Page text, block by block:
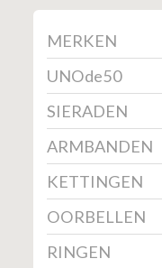
MERKEN
UNOde50
SIERADEN
ARMBANDEN
KETTINGEN
OORBELLEN
RINGEN